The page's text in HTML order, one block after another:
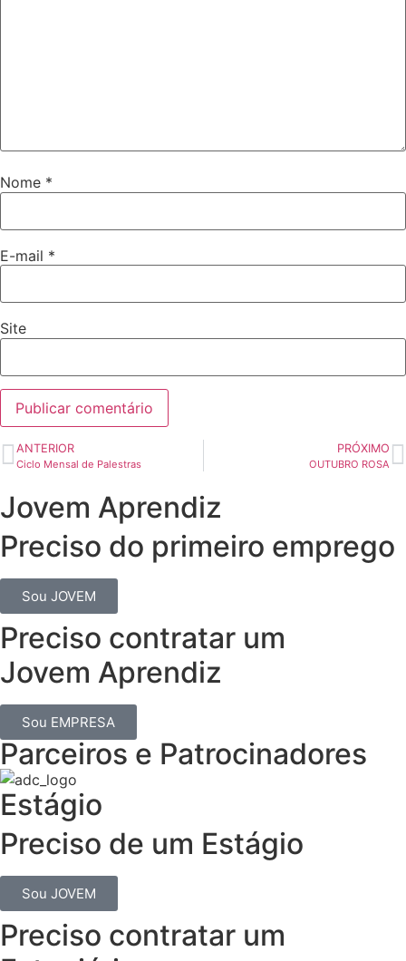
Nome *
E-mail *
Site
ANTERIOR
Ciclo Mensal de Palestras
PRÓXIMO
OUTUBRO ROSA
Jovem Aprendiz
Preciso do primeiro emprego
Sou JOVEM
Preciso contratar um
Jovem Aprendiz
Sou EMPRESA
Parceiros e Patrocinadores
Estágio
Preciso de um Estágio
Sou JOVEM
Preciso contratar um